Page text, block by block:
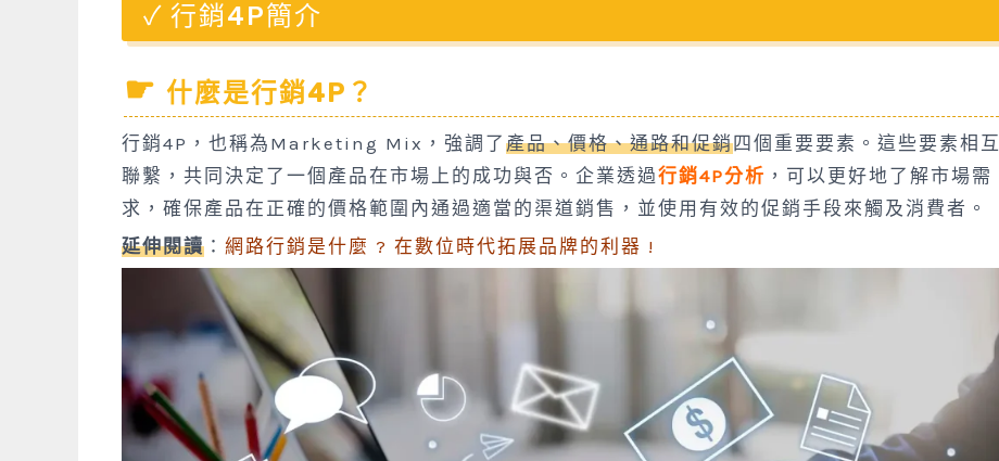
行銷4P簡介
什麼是行銷4P？
行銷4P，也稱為Marketing Mix，強調了 產品、價格、通路和促銷四個重要要素。這些要素相互
聯繫，共同決定了一個產品在市場上的成功與否。企業透過行銷4P分析 ，可以更好地了解市場需
求，確保產品在正確的價格範圍內通過適當的渠道銷售，並使用有效的促銷手段來觸及消費者。
延伸閱讀 ： 網路行銷是什麼 ? 在數位時代拓展品牌的利器 !